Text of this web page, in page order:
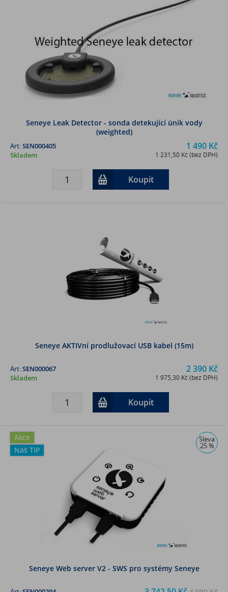
Seneye Leak Detector - sonda detekující únik vody
(weighted)
1 490 Kč
1 231,50 Kč (bez DPH)
Art:SEN000405
Skladem
Koupit
Seneye AKTIVní prodlužovací USB kabel (15m)
2 390 Kč
1 975,30 Kč (bez DPH)
Art:SEN000067
Skladem
Koupit
Akce
Náš TIP
Sleva
25 %
Seneye Web server V2 - SWS pro systémy Seneye